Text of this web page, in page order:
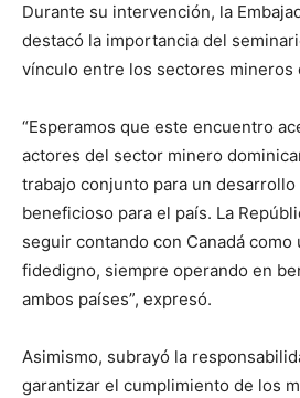
Durante su intervención, la
destacó la importancia del
vínculo entre los sectores mineros
“Esperamos que este encuentro
actores del sector minero
trabajo conjunto para un
beneficioso para el país. La
seguir contando con Canadá
fidedigno, siempre operando en
ambos países”, expresó.
Asimismo, subrayó la
garantizar el cumplimiento de los